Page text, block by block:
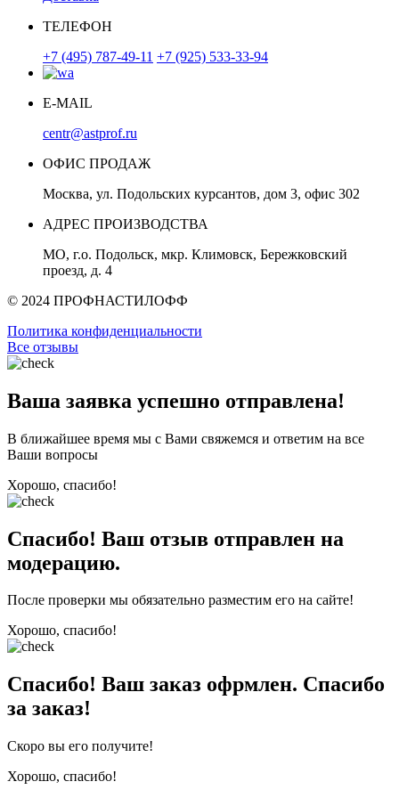
ТЕЛЕФОН
+7 (495) 787-49-11 +7 (925) 533-33-94
E-MAIL
centr@astprof.ru
ОФИС ПРОДАЖ
Москва, ул. Подольских курсантов, дом 3, офис 302
АДРЕС ПРОИЗВОДСТВА
МО, г.о. Подольск, мкр. Климовск, Бережковский
проезд, д. 4
© 2024 ПРОФНАСТИЛОФФ
Политика конфиденциальности
Все отзывы
Ваша заявка успешно отправлена!
В ближайшее время мы с Вами свяжемся и ответим на все
Ваши вопросы
Хорошо, спасибо!
Спасибо! Ваш отзыв отправлен на
модерацию.
После проверки мы обязательно разместим его на сайте!
Хорошо, спасибо!
Спасибо! Ваш заказ офрмлен. Спасибо
за заказ!
Скоро вы его получите!
Хорошо, спасибо!